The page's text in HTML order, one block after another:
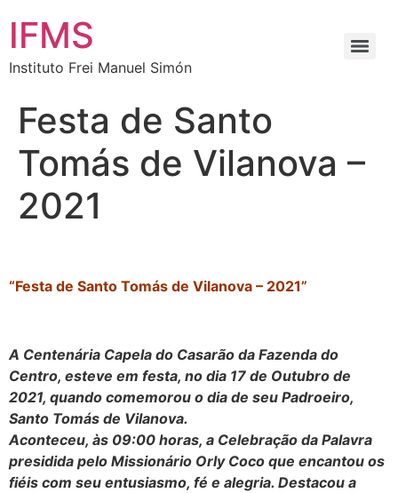
IFMS
Instituto Frei Manuel Simón
Festa de Santo
Tomás de Vilanova –
2021
“Festa de Santo Tomás de Vilanova – 2021”
A Centenária Capela do Casarão da Fazenda do
Centro, esteve em festa, no dia 17 de Outubro de
2021, quando comemorou o dia de seu Padroeiro,
Santo Tomás de Vilanova.
Aconteceu, às 09:00 horas, a Celebração da Palavra
presidida pelo Missionário Orly Coco que encantou os
fiéis com seu entusiasmo, fé e alegria. Destacou a